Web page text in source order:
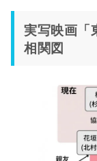
実写映画「
相関図